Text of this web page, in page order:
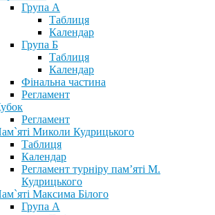
Група А
Таблиця
Календар
Група Б
Таблиця
Календар
Фінальна частина
Регламент
Регламент
Миколи Кудрицького
Таблиця
Календар
Регламент турніру пам’яті М.
Кудрицького
Максима Білого
Група А